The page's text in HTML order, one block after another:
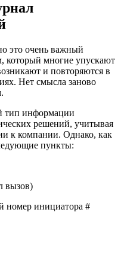
это очень важный
который многие упускают
и повторяются в
Нет смысла заново
тип информации
решений, учитывая
к компании. Однако, как
пункты:
вызов)
номер инициатора #